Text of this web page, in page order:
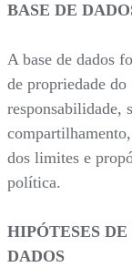
BASE DE
A base de dados
de propriedade
responsabilidade,
dos limites e
política.
HIPÓTESES
DADOS